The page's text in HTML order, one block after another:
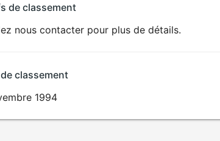
de classement
nous contacter pour plus de détails.
classement
1994